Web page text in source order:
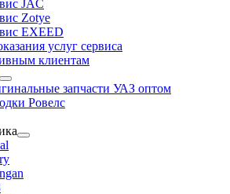
JAC
Zotye
EXEED
услуг сервиса
клиентам
запчасти УАЗ оптом
Ровелс